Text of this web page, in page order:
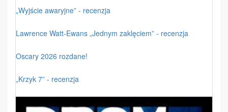
„Wyjście awaryjne” - recenzja
Lawrence Watt-Ewans „Jednym zaklęciem” - recenzja
Oscary 2026 rozdane!
„Krzyk 7” - recenzja